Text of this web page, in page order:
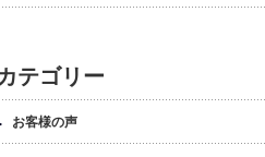
テゴリー
お客様の声